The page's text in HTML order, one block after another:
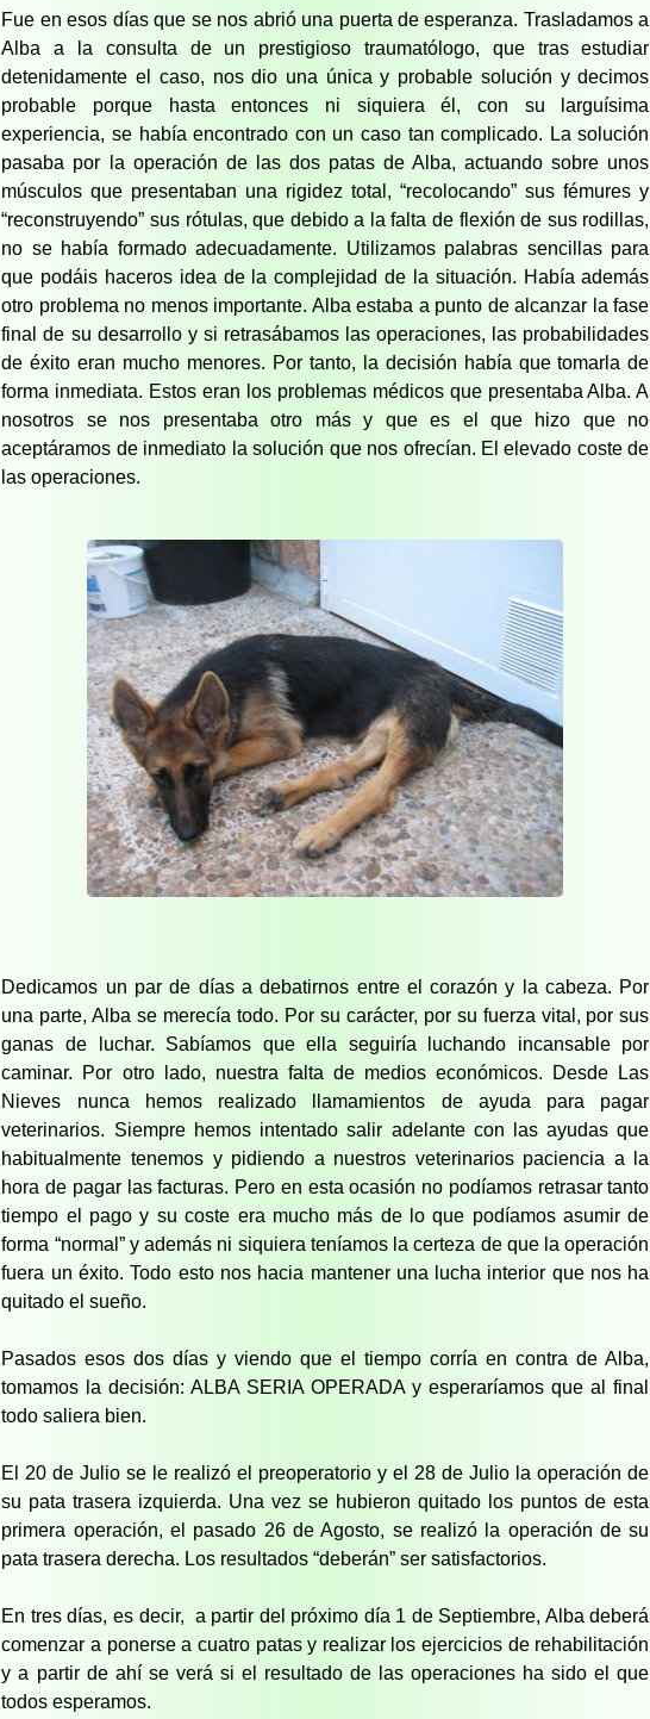
Fue en esos días que se nos abrió una puerta de esperanza. Trasladamos a
Alba a la consulta de un prestigioso traumatólogo, que tras estudiar
detenidamente el caso, nos dio una única y probable solución y decimos
probable porque hasta entonces ni siquiera él, con su larguísima
experiencia, se había encontrado con un caso tan complicado. La solución
pasaba por la operación de las dos patas de Alba, actuando sobre unos
músculos que presentaban una rigidez total, “recolocando” sus fémures y
“reconstruyendo” sus rótulas, que debido a la falta de flexión de sus rodillas,
no se había formado adecuadamente. Utilizamos palabras sencillas para
que podáis haceros idea de la complejidad de la situación. Había además
otro problema no menos importante. Alba estaba a punto de alcanzar la fase
final de su desarrollo y si retrasábamos las operaciones, las probabilidades
de éxito eran mucho menores. Por tanto, la decisión había que tomarla de
forma inmediata. Estos eran los problemas médicos que presentaba Alba. A
nosotros se nos presentaba otro más y que es el que hizo que no
aceptáramos de inmediato la solución que nos ofrecían. El elevado coste de
las operaciones.
Dedicamos un par de días a debatirnos entre el corazón y la cabeza. Por
una parte, Alba se merecía todo. Por su carácter, por su fuerza vital, por sus
ganas de luchar. Sabíamos que ella seguiría luchando incansable por
caminar. Por otro lado, nuestra falta de medios económicos. Desde Las
Nieves nunca hemos realizado llamamientos de ayuda para pagar
veterinarios. Siempre hemos intentado salir adelante con las ayudas que
habitualmente tenemos y pidiendo a nuestros veterinarios paciencia a la
hora de pagar las facturas. Pero en esta ocasión no podíamos retrasar tanto
tiempo el pago y su coste era mucho más de lo que podíamos asumir de
forma “normal” y además ni siquiera teníamos la certeza de que la operación
fuera un éxito. Todo esto nos hacia mantener una lucha interior que nos ha
quitado el sueño.
Pasados esos dos días y viendo que el tiempo corría en contra de Alba,
tomamos la decisión: ALBA SERIA OPERADA y esperaríamos que al final
todo saliera bien.
El 20 de Julio se le realizó el preoperatorio y el 28 de Julio la operación de
su pata trasera izquierda. Una vez se hubieron quitado los puntos de esta
primera operación, el pasado 26 de Agosto, se realizó la operación de su
pata trasera derecha. Los resultados “deberán” ser satisfactorios.
En tres días, es decir, a partir del próximo día 1 de Septiembre, Alba deberá
comenzar a ponerse a cuatro patas y realizar los ejercicios de rehabilitación
y a partir de ahí se verá si el resultado de las operaciones ha sido el que
todos esperamos.